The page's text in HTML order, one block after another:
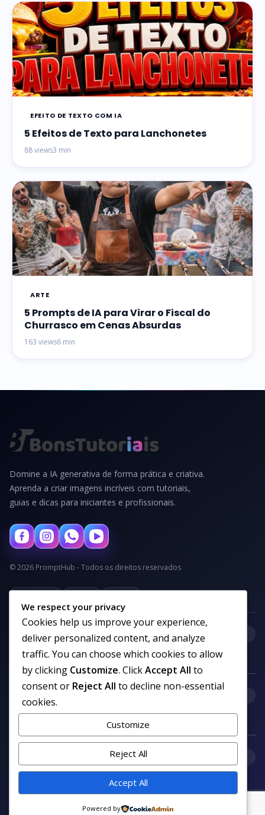
EFEITO DE TEXTO COM IA
5 Efeitos de Texto para Lanchonetes
88 views3 min
ARTE
5 Prompts de IA para Virar o Fiscal do
Churrasco em Cenas Absurdas
163 views6 min
Domine a IA generativa de forma prática e criativa.
Aprenda a criar imagens incríveis com tutoriais,
guias e dicas para iniciantes e profissionais.
© 2026 PromptHub - Todos os direitos reservados
Categorias
Siga nosso canal no WhatsApp
We respect your privacy
Cookies help us improve your experience,
deliver personalized content, and analyze
traffic. You can choose which cookies to allow
by clicking Customize. ClickAccept All to
consent or Reject All to decline non-essential
cookies.
Customize
Reject All
Accept All
Powered by